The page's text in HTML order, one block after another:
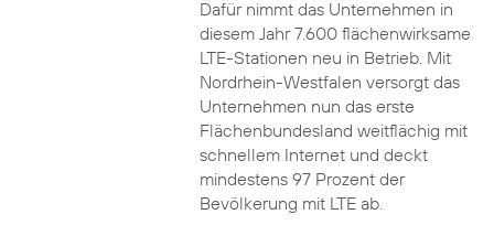
Dafür nimmt das Unternehmen in
diesem Jahr 7.600 flächenwirksame
LTE-Stationen neu in Betrieb. Mit
Nordrhein-Westfalen versorgt das
Unternehmen nun das erste
Flächenbundesland weitflächig mit
schnellem Internet und deckt
mindestens 97 Prozent der
Bevölkerung mit LTE ab.